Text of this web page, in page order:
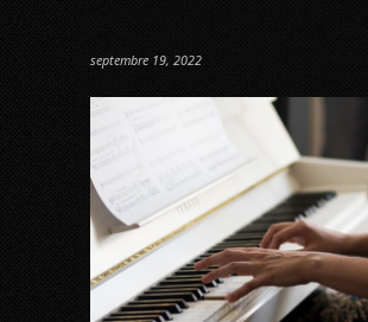
septembre 19, 2022